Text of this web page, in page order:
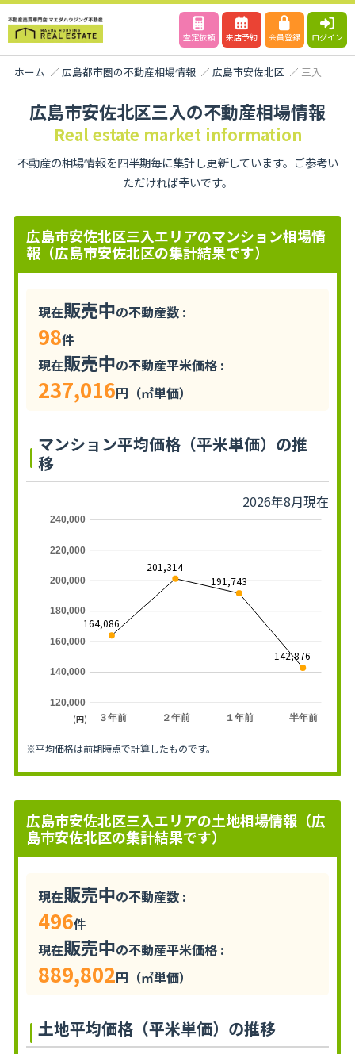
査定依頼 来店予約 会員登録 ログイン
ホーム 広島都市圏の不動産相場情報 広島市安佐北区 三入
広島市安佐北区三入の不動産相場情報
Real estate market information
不動産の相場情報を四半期毎に集計し更新しています。ご参考い
ただければ幸いです。
広島市安佐北区三入エリアのマンション相場情
報（広島市安佐北区の集計結果です）
現在販売中の不動産数 :
98件
現在販売中の不動産平米価格 :
237,016円（㎡単価）
マンション平均価格（平米単価）の推
移
2026年8月現在
３年前 ２年前 １年前 半年前
120,000
140,000
160,000
180,000
200,000
220,000
240,000
164,086
201,314
191,743
142,876
(円)
※平均価格は前期時点で計算したものです。
広島市安佐北区三入エリアの土地相場情報（広
島市安佐北区の集計結果です）
現在販売中の不動産数 :
496件
現在販売中の不動産平米価格 :
889,802円（㎡単価）
土地平均価格（平米単価）の推移